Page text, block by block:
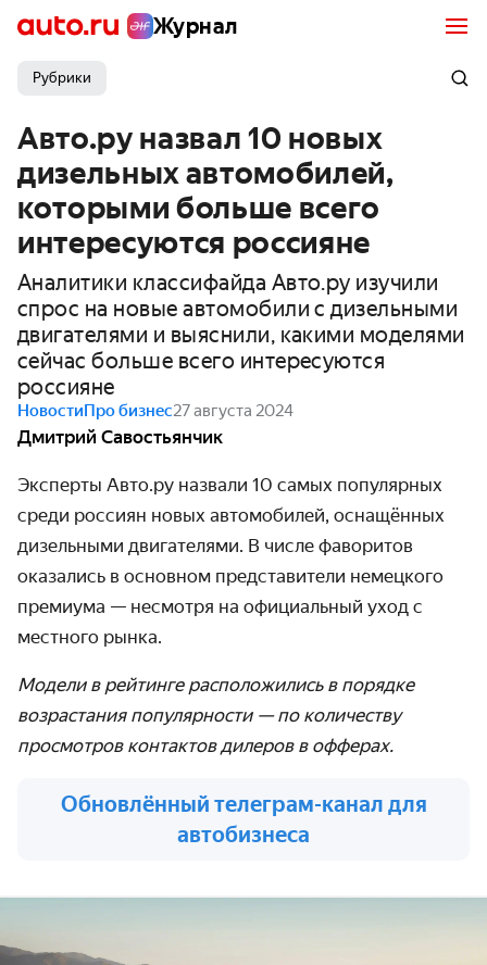
Журнал
Рубрики
Авто.ру назвал 10 новых
дизельных автомобилей,
которыми больше всего
интересуются россияне
Аналитики классифайда Авто.ру изучили
спрос на новые автомобили с дизельными
двигателями и выяснили, какими моделями
сейчас больше всего интересуются
россияне
НовостиПро бизнес27 августа 2024
Дмитрий Савостьянчик
Эксперты Авто.ру назвали 10 самых популярных
среди россиян новых автомобилей, оснащённых
дизельными двигателями. В числе фаворитов
оказались в основном представители немецкого
премиума — несмотря на официальный уход с
местного рынка.
Модели в рейтинге расположились в порядке
возрастания популярности — по количеству
просмотров контактов дилеров в офферах.
Обновлённый телеграм-канал для
автобизнеса